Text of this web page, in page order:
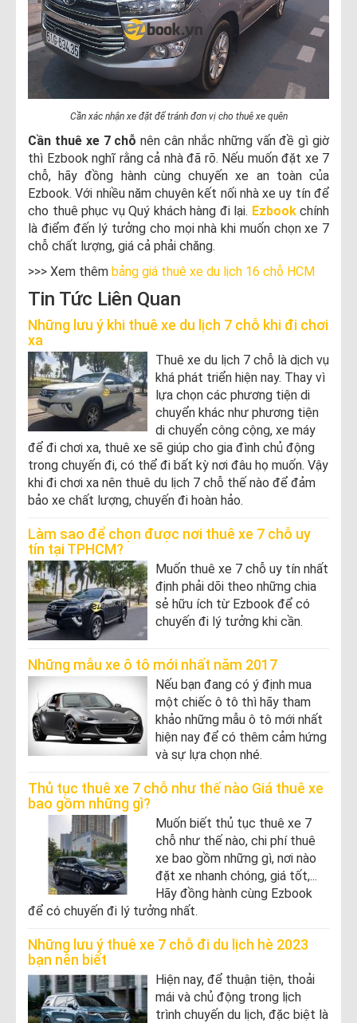
Cần xác nhận xe đặt để tránh đơn vị cho thuê xe quên
Cần thuê xe 7 chỗ nên cân nhắc những vấn đề gì giờ
thì Ezbook nghĩ rằng cả nhà đã rõ. Nếu muốn đặt xe 7
chỗ, hãy đồng hành cùng chuyến xe an toàn của
Ezbook. Với nhiều năm chuyên kết nối nhà xe uy tín để
cho thuê phục vụ Quý khách hàng đi lại. Ezbookchính
là điểm đến lý tưởng cho mọi nhà khi muốn chọn xe 7
chỗ chất lượng, giá cả phải chăng.
>>> Xem thêm bảng giá thuê xe du lịch 16 chỗ HCM
Tin Tức Liên Quan
Những lưu ý khi thuê xe du lịch 7 chỗ khi đi chơi
xa
Thuê xe du lịch 7 chỗ là dịch vụ
khá phát triển hiện nay. Thay vì
lựa chọn các phương tiện di
chuyển khác như phương tiện
di chuyển công cộng, xe máy
để đi chơi xa, thuê xe sẽ giúp cho gia đình chủ động
trong chuyến đi, có thể đi bất kỳ nơi đâu họ muốn. Vậy
khi đi chơi xa nên thuê du lịch 7 chỗ thế nào để đảm
bảo xe chất lượng, chuyến đi hoàn hảo.
Làm sao để chọn được nơi thuê xe 7 chỗ uy
tín tại TPHCM?
Muốn thuê xe 7 chỗ uy tín nhất
định phải dõi theo những chia
sẻ hữu ích từ Ezbook để có
chuyến đi lý tưởng khi cần.
Những mẫu xe ô tô mới nhất năm 2017
Nếu bạn đang có ý định mua
một chiếc ô tô thì hãy tham
khảo những mẫu ô tô mới nhất
hiện nay để có thêm cảm hứng
và sự lựa chọn nhé.
Thủ tục thuê xe 7 chỗ như thế nào Giá thuê xe
bao gồm những gì?
Muốn biết thủ tục thuê xe 7
chỗ như thế nào, chi phí thuê
xe bao gồm những gì, nơi nào
đặt xe nhanh chóng, giá tốt,...
Hãy đồng hành cùng Ezbook
để có chuyến đi lý tưởng nhất.
Những lưu ý thuê xe 7 chỗ đi du lịch hè 2023
bạn nên biết
Hiện nay, để thuận tiện, thoải
mái và chủ động trong lịch
trình chuyến du lịch, đặc biệt là